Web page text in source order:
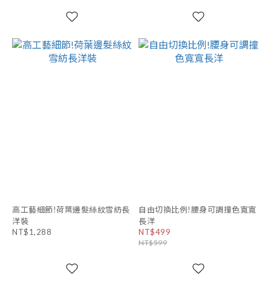
高工藝細節!荷葉邊髮絲紋雪紡長
洋裝
NT$1,288
自由切換比例!腰身可調撞色寬寬
長洋
NT$499
NT$599